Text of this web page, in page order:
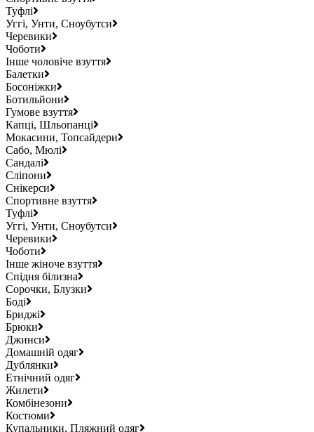
Туфлі
Уггі, Унти, Сноубутси
Черевики
Чоботи
Інше чоловіче взуття
Балетки
Босоніжки
Ботильйони
Гумове взуття
Капці, Шльопанці
Мокасини, Топсайдери
Сабо, Мюлі
Сандалі
Сліпони
Снікерси
Спортивне взуття
Туфлі
Уггі, Унти, Сноубутси
Черевики
Чоботи
Інше жіноче взуття
Спідня білизна
Сорочки, Блузки
Боді
Бриджі
Брюки
Джинси
Домашній одяг
Дублянки
Етнічний одяг
Жилети
Комбінезони
Костюми
Купальники, Пляжний одяг